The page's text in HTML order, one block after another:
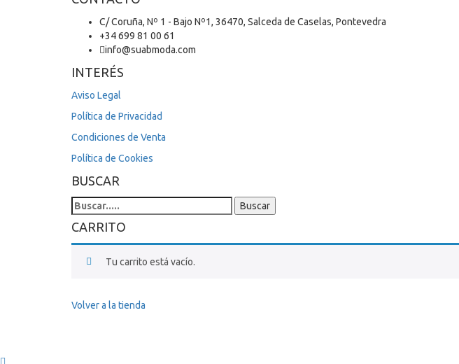
C/ Coruña, Nº 1 - Bajo Nº1, 36470, Salceda de Caselas, Pontevedra
+34 699 81 00 61
info@suabmoda.com
INTERÉS
Aviso Legal
Política de Privacidad
Condiciones de Venta
Política de Cookies
BUSCAR
Search
for:
Buscar
CARRITO
Tu carrito está vacío.
Volver a la tienda